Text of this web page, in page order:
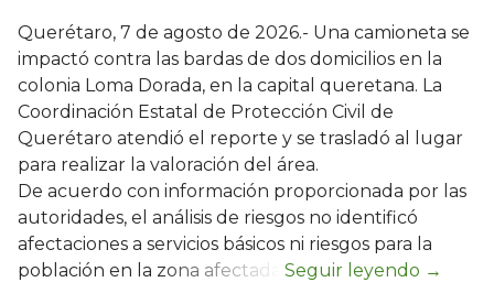
Querétaro, 7 de agosto de 2026.- Una camioneta se
impactó contra las bardas de dos domicilios en la
colonia Loma Dorada, en la capital queretana. La
Coordinación Estatal de Protección Civil de
Querétaro atendió el reporte y se trasladó al lugar
para realizar la valoración del área.
De acuerdo con información proporcionada por las
autoridades, el análisis de riesgos no identificó
afectaciones a servicios básicos ni riesgos para la
población en la zona afectada.